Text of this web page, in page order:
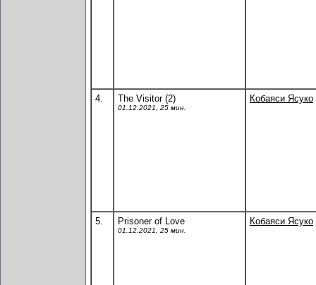
4. The Visitor (2)
01.12.2021, 25 мин.
Кобаяси Ясуко
5. Prisoner of Love
01.12.2021, 25 мин.
Кобаяси Ясуко